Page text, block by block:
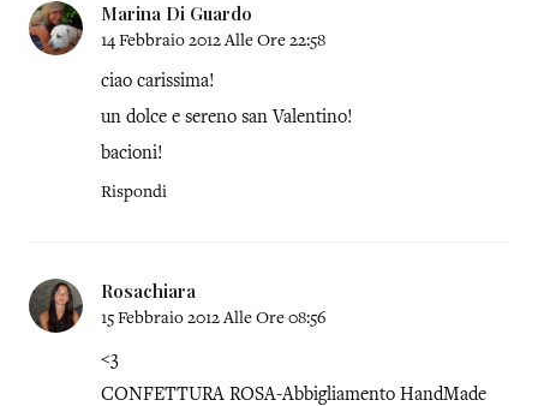
Marina Di Guardo
14 Febbraio 2012 Alle Ore 22:58
ciao carissima!
un dolce e sereno san Valentino!
bacioni!
Rispondi
Rosachiara
15 Febbraio 2012 Alle Ore 08:56
<3
CONFETTURA ROSA-Abbigliamento HandMade